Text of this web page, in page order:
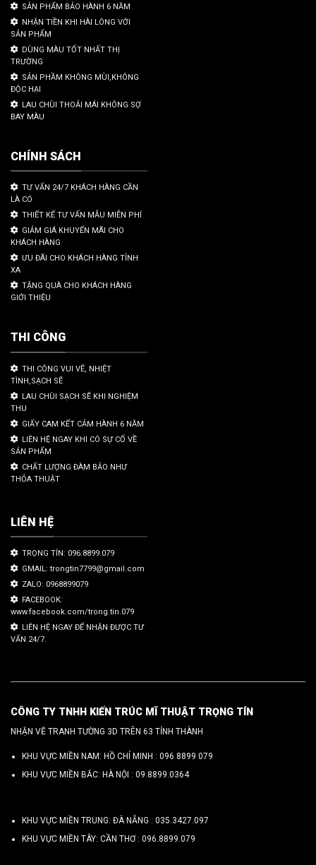
SẢN PHẨM BẢO HÀNH 6 NĂM
NHẬN TIỀN KHI HÀI LÒNG VỚI
SẢN PHẨM
DÙNG MÀU TỐT NHẤT THỊ
TRƯỜNG
SẢN PHẦM KHÔNG MÙI,KHÔNG
ĐỘC HẠI
LAU CHÙI THOẢI MÁI KHÔNG SỢ
BAY MÀU
CHÍNH SÁCH
TƯ VẤN 24/7 KHÁCH HÀNG CẦN
LÀ CÓ
THIẾT KẾ TƯ VẤN MẪU MIỄN PHÍ
GIẢM GIÁ KHUYẾN MÃI CHO
KHÁCH HÀNG
ƯU ĐÃI CHO KHÁCH HÀNG TỈNH
XA
TẶNG QUÀ CHO KHÁCH HÀNG
GIỚI THIỆU
THI CÔNG
THI CÔNG VUI VẼ, NHIỆT
TÌNH,SẠCH SẼ
LAU CHÙI SẠCH SẼ KHI NGHIỆM
THU
GIẤY CAM KẾT CẢM HÀNH 6 NĂM
LIÊN HỆ NGAY KHI CÓ SỰ CỐ VỀ
SẢN PHẨM
CHẤT LƯỢNG ĐÀM BẢO NHƯ
THỎA THUẬT
LIÊN HỆ
TRỌNG TÍN: 096.8899.079
GMAIL: trongtin7799@gmail.com
ZALO: 0968899079
FACEBOOK:
www.facebook.com/trong.tin.079
LIÊN HỆ NGAY ĐỂ NHẬN ĐƯỢC TƯ
VẤN 24/7.
CÔNG TY TNHH KIẾN TRÚC MĨ THUẬT TRỌNG TÍN
NHẬN VẼ TRANH TƯỜNG 3D TRÊN 63 TỈNH THÀNH
KHU VỰC MIỀN NAM: HỒ CHÍ MINH : 096 8899 079
KHU VỰC MIỀN BẮC: HÀ NỘI : 09.8899.0364
KHU VỰC MIỀN TRUNG: ĐÀ NẴNG : 035.3427.097
KHU VỰC MIỀN TÂY: CẦN THƠ : 096.8899.079